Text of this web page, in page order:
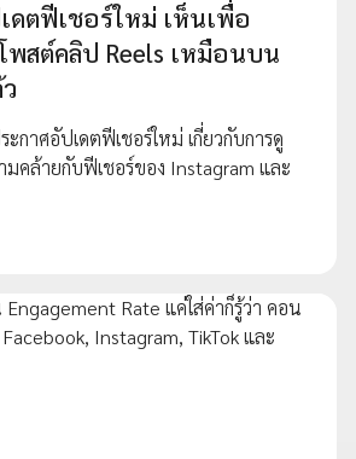
ดตฟีเชอร์ใหม่ เห็นเพื่อ
พสต์คลิป Reels เหมือนบน
กาศอัปเดตฟีเชอร์ใหม่ เกี่ยวกับการดู
คล้ายกับฟีเชอร์ของ Instagram และ